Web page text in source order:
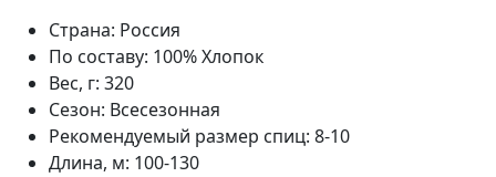
Страна: Россия
По составу: 100% Хлопок
Вес, г: 320
Сезон: Всесезонная
Рекомендуемый размер спиц: 8-10
Длина, м: 100-130